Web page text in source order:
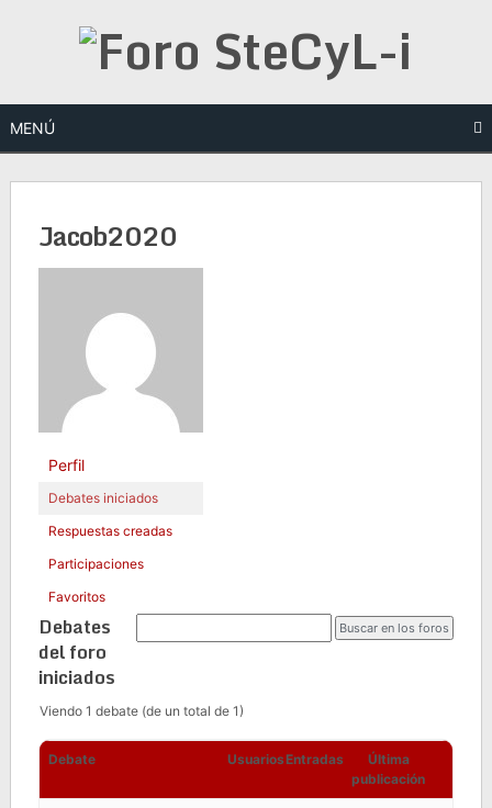
MENÚ
Jacob2020
Perfil
Debates iniciados
Respuestas creadas
Participaciones
Favoritos
Debates
del foro
iniciados
Viendo 1 debate (de un total de 1)
Debate Usuarios Entradas
Última
publicación